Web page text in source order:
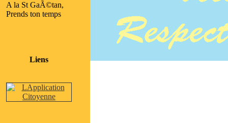
A la St GaÃ©tan,
Prends ton temps
Liens